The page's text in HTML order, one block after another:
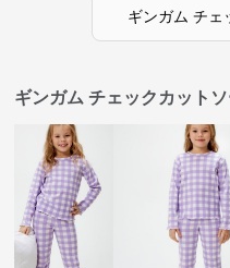
ギンガム チェ
ギンガム チェックカット